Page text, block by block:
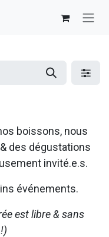
boissons, nous
des dégustations
invité.e.s.
événements.
est libre & sans